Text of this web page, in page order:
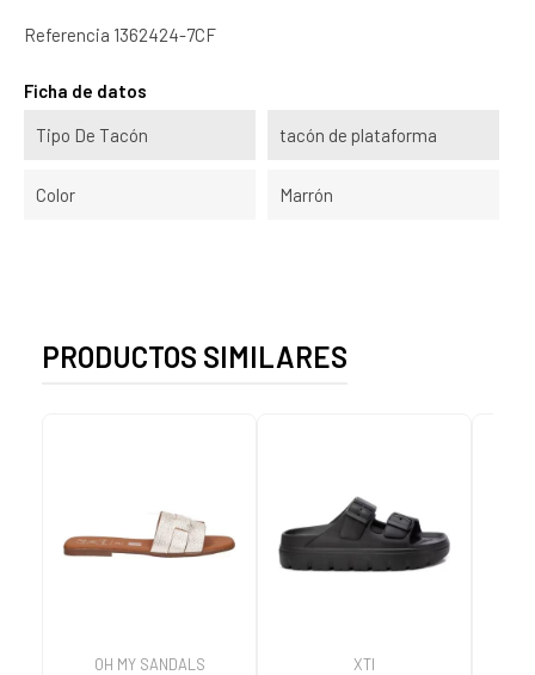
Referencia 1362424-7CF
Ficha de datos
Tipo De Tacón tacón de plataforma
Color Marrón
PRODUCTOS SIMILARES
OH MY SANDALS XTI